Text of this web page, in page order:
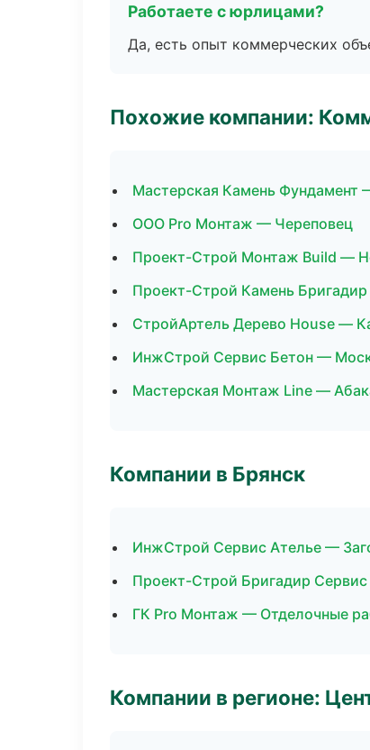
Работаете с юрлицами?
Да, есть опыт коммерческих
Похожие компании:
Мастерская Камень Фундамент
ООО Pro Монтаж — Череповец
Проект-Строй Монтаж Build —
Проект-Строй Камень
СтройАртель Дерево House —
ИнжСтрой Сервис Бетон —
Мастерская Монтаж Line —
Компании в Брянск
ИнжСтрой Сервис Ателье —
Проект-Строй Бригадир
ГК Pro Монтаж — Отделочные
Компании в регионе: